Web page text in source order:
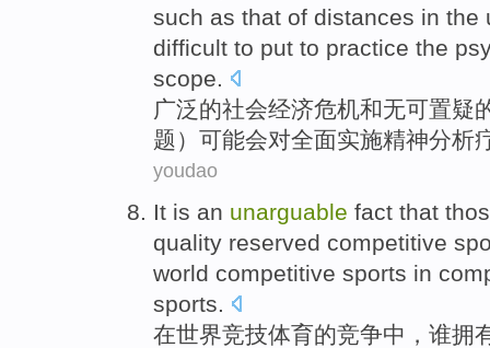
such as that of distances in the
difficult to put to practice the
scope.
广泛的社会经济危机和无可置疑
题） 可能会对全面实施精神分析
youdao
It is an unarguable fact that
quality reserved competitive
world competitive sports in
sports.
在世界竞技体育的竞争中， 谁拥